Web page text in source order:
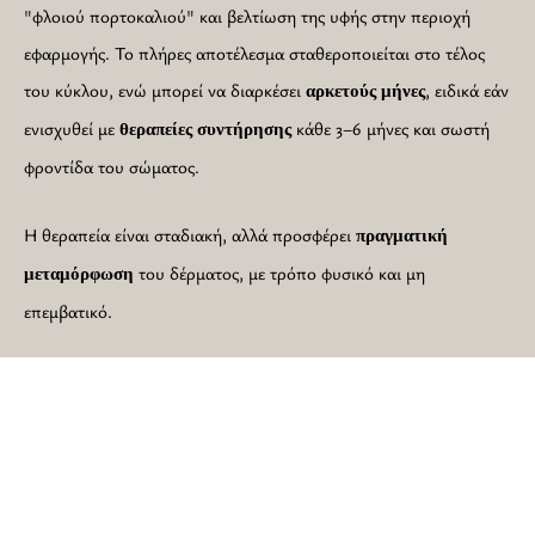
"φλοιού πορτοκαλιού" και βελτίωση της υφής στην περιοχή
εφαρμογής. Το πλήρες αποτέλεσμα σταθεροποιείται στο τέλος
του κύκλου, ενώ μπορεί να διαρκέσει αρκετούς μήνες, ειδικά εάν
ενισχυθεί με θεραπείες συντήρησηςκάθε 3–6 μήνες και σωστή
φροντίδα του σώματος.
Η θεραπεία είναι σταδιακή, αλλά προσφέρει πραγματική
μεταμόρφωση του δέρματος, με τρόπο φυσικό και μη
επεμβατικό.